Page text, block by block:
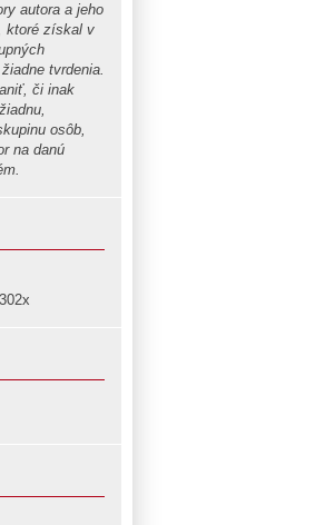
autora a jeho
ktoré získal v
tvrdenia.
či inak
osôb,
na danú